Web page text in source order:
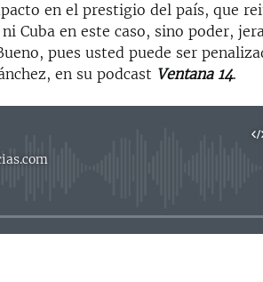
en el prestigio del país, que
Cuba en este caso, sino poder,
pues usted puede ser
en su podcast Ventana 14.
source currently available